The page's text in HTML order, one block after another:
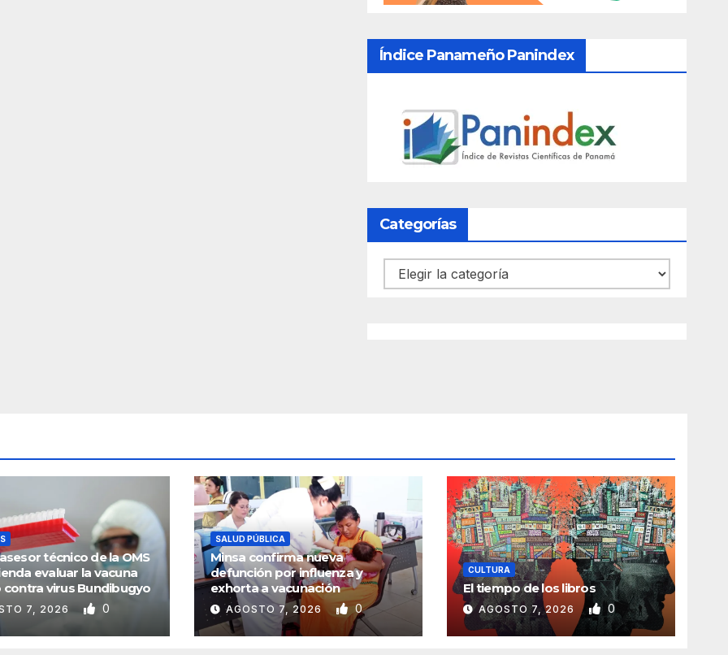
Índice Panameño Panindex
Categorías
Categorías
técnico de la OMS
evaluar la vacuna
contra virus Bundibugyo
7, 2026 0
SALUD PÚBLICA
Minsa confirma nueva
defunción por influenza y
exhorta a vacunación
AGOSTO 7, 2026 0
CULTURA
El tiempo de los libros
AGOSTO 7, 2026 0